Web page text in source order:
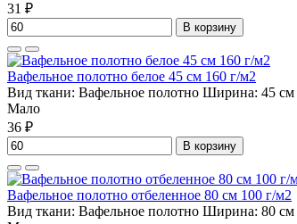
31 ₽
В корзину
Вафельное полотно белое 45 см 160 г/м2
Вид ткани: Вафельное полотно Ширина: 45 см
Мало
36 ₽
В корзину
Вафельное полотно отбеленное 80 см 100 г/м2
Вид ткани: Вафельное полотно Ширина: 80 см